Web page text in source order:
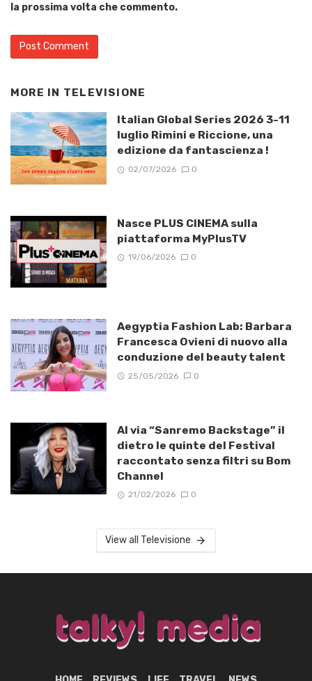
la prossima volta che commento.
MORE IN TELEVISIONE
Italian Global Series 2026 3-11
luglio Rimini e Riccione, una
edizione da fantascienza !
02/07/2026 0
Nasce PLUS CINEMA sulla
piattaforma MyPlusTV
19/06/2026 0
Aegyptia Fashion Lab: Barbara
Francesca Ovieni di nuovo alla
conduzione del beauty talent
25/05/2026 0
Al via “Sanremo Backstage” il
dietro le quinte del Festival
raccontato senza filtri su Bom
Channel
21/02/2026 0
View all Televisione